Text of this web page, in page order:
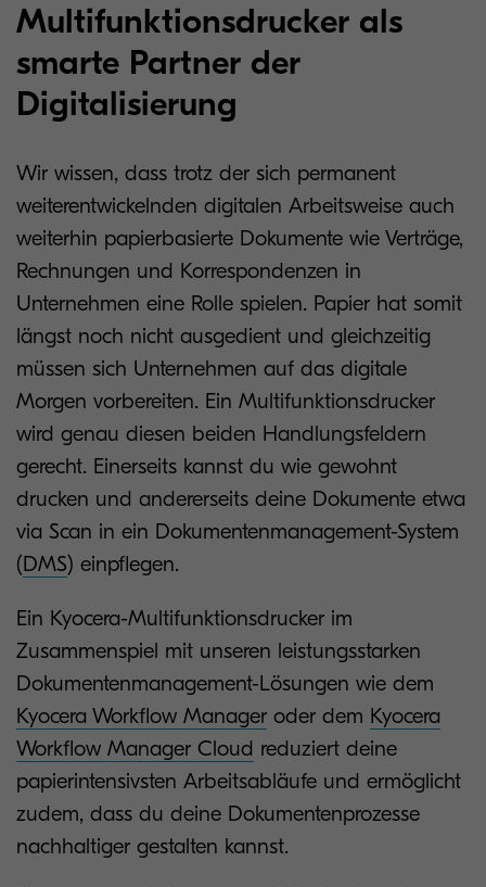
Multifunktionsdrucker als
smarte Partner der
Digitalisierung
Wir wissen, dass trotz der sich permanent
weiterentwickelnden digitalen Arbeitsweise auch
weiterhin papierbasierte Dokumente wie Verträge,
Rechnungen und Korrespondenzen in
Unternehmen eine Rolle spielen. Papier hat somit
längst noch nicht ausgedient und gleichzeitig
müssen sich Unternehmen auf das digitale
Morgen vorbereiten. Ein Multifunktionsdrucker
wird genau diesen beiden Handlungsfeldern
gerecht. Einerseits kannst du wie gewohnt
drucken und andererseits deine Dokumente etwa
via Scan in ein Dokumentenmanagement-System
(DMS) einpflegen.
Ein Kyocera-Multifunktionsdrucker im
Zusammenspiel mit unseren leistungsstarken
Dokumentenmanagement-Lösungen wie dem
Kyocera Workflow Manager oder dem Kyocera
Workflow Manager Cloud reduziert deine
papierintensivsten Arbeitsabläufe und ermöglicht
zudem, dass du deine Dokumentenprozesse
nachhaltiger gestalten kannst.